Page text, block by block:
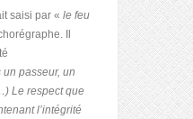
saisi par « le feu
Il
un passeur, un
Le respect que
l’intégrité